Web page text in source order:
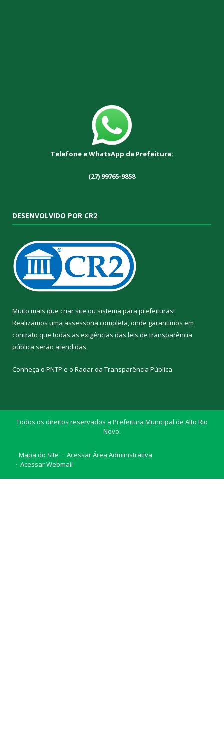
Telefone e WhatsApp da Prefeitura:
(27) 99765-9858
DESENVOLVIDO POR CR2
Muito mais que criar site ou sistema para prefeituras!
Realizamos uma assessoria completa, onde garantimos em
contrato que todas as exigências das leis de transparência
pública serão atendidas.
Conheça o PNTP e o Radar da Transparência Pública
Todos os direitos reservados a Prefeitura Municipal de Alto Rio
Novo.
Mapa do Site
Acessar Área Administrativa
Acessar Webmail